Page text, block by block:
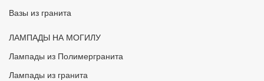
Вазы из гранита
ЛАМПАДЫ НА МОГИЛУ
Лампады из Полимергранита
Лампады из гранита